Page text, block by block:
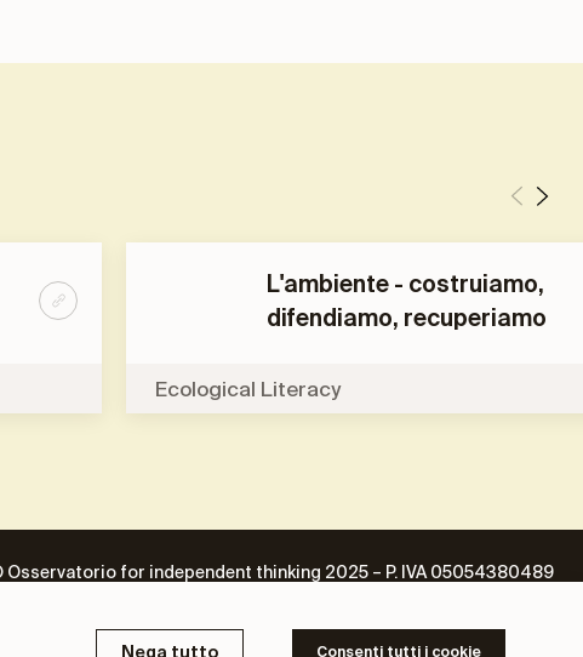
L'ambiente - costruiamo,
difendiamo, recuperiamo
Ecological Literacy
Osservatorio for independent thinking 2025 – P. IVA 05054380489
Nega tutto Consenti tutti i cookie